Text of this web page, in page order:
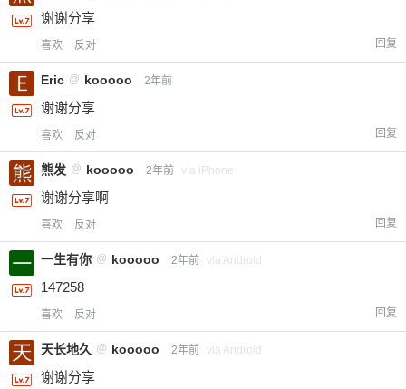
谢谢分享
喜欢 反对 回复
Eric @ kooooo 2年前
谢谢分享
喜欢 反对 回复
熊发 @ kooooo 2年前 via iPhone
谢谢分享啊
喜欢 反对 回复
一生有你 @ kooooo 2年前 via Android
147258
喜欢 反对 回复
天长地久 @ kooooo 2年前 via Android
谢谢分享